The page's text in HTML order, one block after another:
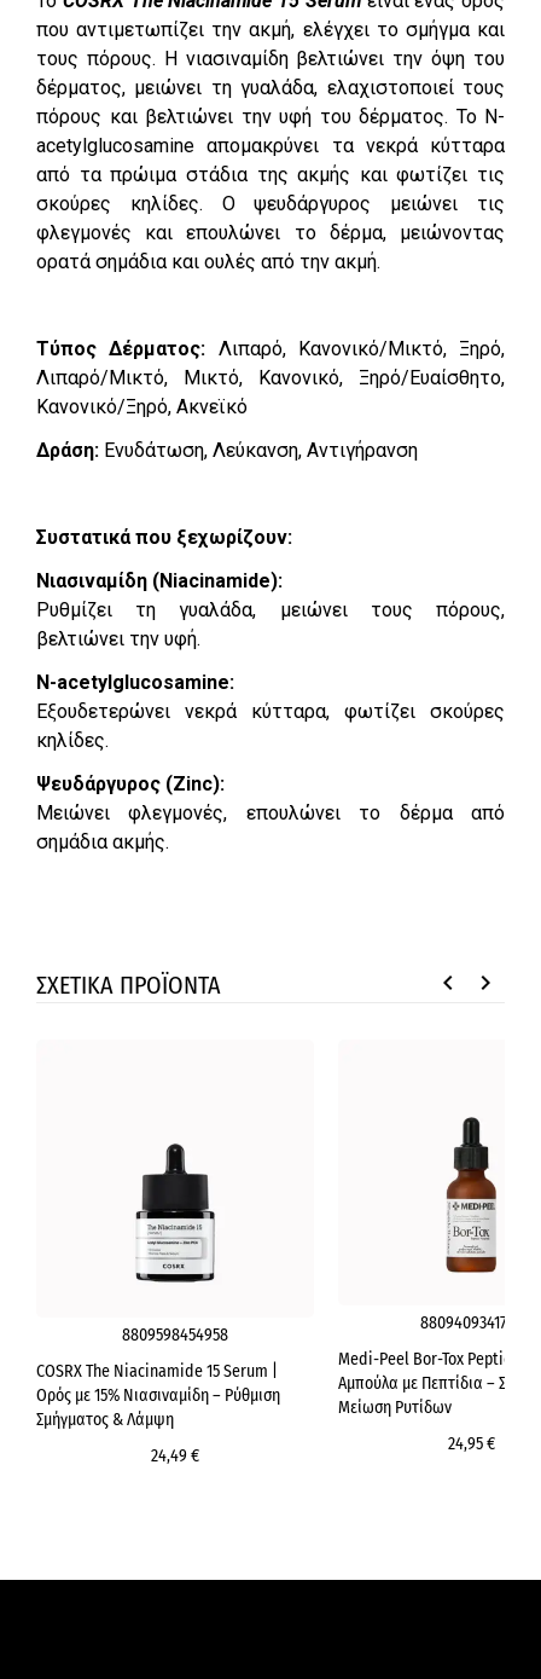
που αντιμετωπίζει την ακμή, ελέγχει το σμήγμα και
τους πόρους. Η νιασιναμίδη βελτιώνει την όψη του
δέρματος, μειώνει τη γυαλάδα, ελαχιστοποιεί τους
πόρους και βελτιώνει την υφή του δέρματος. Το N-
acetylglucosamine απομακρύνει τα νεκρά κύτταρα
από τα πρώιμα στάδια της ακμής και φωτίζει τις
σκούρες κηλίδες. Ο ψευδάργυρος μειώνει τις
φλεγμονές και επουλώνει το δέρμα, μειώνοντας
ορατά σημάδια και ουλές από την ακμή.
Τύπος Δέρματος: Λιπαρό, Κανονικό/Μικτό, Ξηρό,
Λιπαρό/Μικτό, Μικτό, Κανονικό, Ξηρό/Ευαίσθητο,
Κανονικό/Ξηρό, Ακνεϊκό
Δράση: Ενυδάτωση, Λεύκανση, Αντιγήρανση
Συστατικά που ξεχωρίζουν:
Νιασιναμίδη (Niacinamide):
Ρυθμίζει τη γυαλάδα, μειώνει τους πόρους,
βελτιώνει την υφή.
N-acetylglucosamine:
Εξουδετερώνει νεκρά κύτταρα, φωτίζει σκούρες
κηλίδες.
Ψευδάργυρος (Zinc):
Μειώνει φλεγμονές, επουλώνει το δέρμα από
σημάδια ακμής.
ΣΧΕΤΙΚΑ ΠΡΟΪΟΝΤΑ keyboard_arrow_left keyboard_arrow_right
8809598454958
COSRX The Niacinamide 15 Serum |
Ορός με 15% Νιασιναμίδη – Ρύθμιση
Σμήγματος & Λάμψη
24,49 €
8809409341705
Medi-Peel Bor-Tox Peptide
Αμπούλα με Πεπτίδια –
Μείωση Ρυτίδων
24,95 €